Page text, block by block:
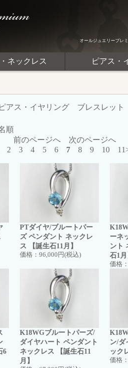
オールジュエリープレ
ネックレス ピアス・
ピアス・イヤリング
ブレスレット
順
前のページへ
次のページへ
2 3 4 5 6 7 8 9 10
PTダイヤ/ブルートパー
ズ ペンダント ネックレ
ス 【誕生石11月】
価格： 96,000円(税込)
ーネ
ント
石1月
価格：
6
K18WGブルートパーズ/
ダイヤハート ペンダント
ネックレス 【誕生石11
月】
ン/ダ
ック
価格：